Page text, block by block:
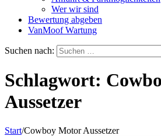
Wer wir sind
Bewertung abgeben
VanMoof Wartung
Suchen nach:
Schlagwort:
Aussetzer
Start/Cowboy Motor Aussetzer